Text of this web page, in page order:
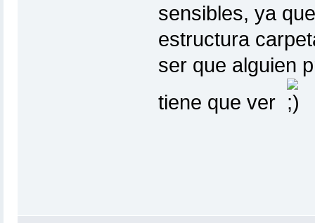
sensibles, ya
estructura
ser que alguien
tiene que ver